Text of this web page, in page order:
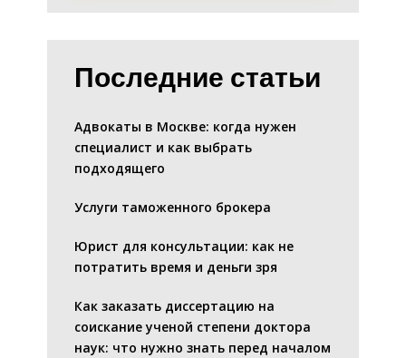
Последние статьи
Адвокаты в Москве: когда нужен
специалист и как выбрать
подходящего
Услуги таможенного брокера
Юрист для консультации: как не
потратить время и деньги зря
Как заказать диссертацию на
соискание ученой степени доктора
наук: что нужно знать перед началом